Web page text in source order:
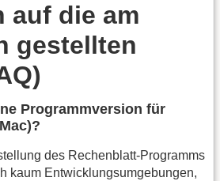
auf die am
gestellten
Programmversion für
des Rechenblatt-Programms
kaum Entwicklungsumgebungen,